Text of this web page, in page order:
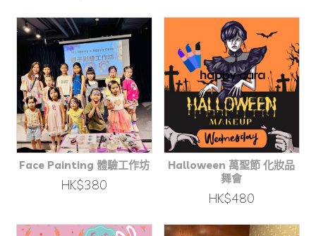
Face Painting 體驗工作坊
HK$380
Halloween 萬聖節 化妝品
舞會
HK$480